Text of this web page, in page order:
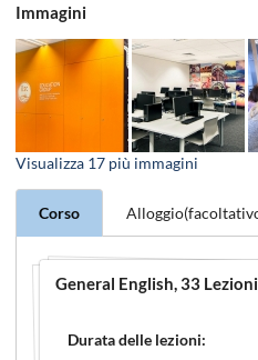
Immagini
Visualizza 17 più immagini
Corso
General English, 33
Durata delle lezioni: